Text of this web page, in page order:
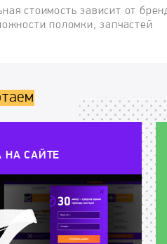
стоимость зависит от
поломки, запчастей
НА САЙТЕ